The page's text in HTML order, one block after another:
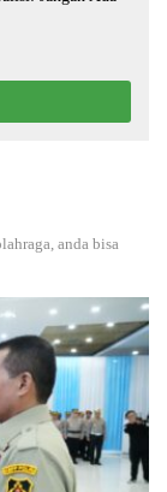
anda bisa